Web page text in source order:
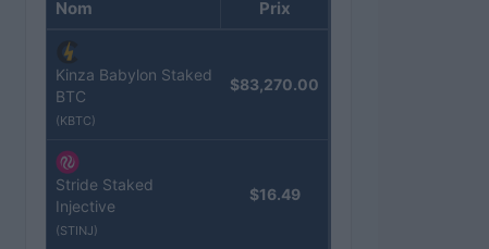
Nom Prix
Kinza Babylon Staked
BTC
(KBTC)
$83,270.00
Stride Staked
Injective
(STINJ)
$16.49